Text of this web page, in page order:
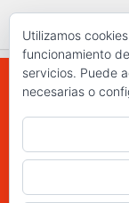
Utilizamos
funcionamiento
servicios. Puede
necesarias o